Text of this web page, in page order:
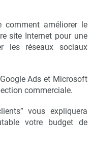
comment améliorer le
site Internet pour une
les réseaux sociaux
Ads et Microsoft
commerciale.
vous expliquera
votre budget de